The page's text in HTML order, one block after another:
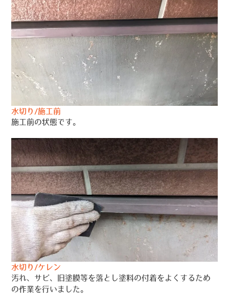
水切り/施工前
施工前の状態です。
水切り/ケレン
汚れ、サビ、旧塗膜等を落とし塗料の付着をよくするため
の作業を行いました。